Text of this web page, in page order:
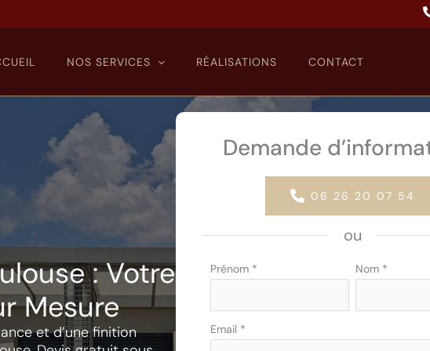
NOS SERVICES RÉALISATIONS CONTACT
: Votre
Mesure
et d’une finition
Demande
06 26 20 07 54
ou
Formulaire
avec
téléphone
Prénom * Nom *
Email *